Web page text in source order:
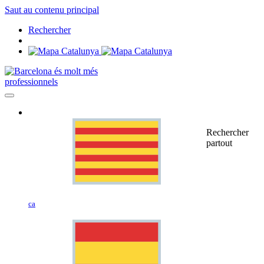
Saut au contenu principal
Rechercher
professionnels
ca
Rechercher
partout